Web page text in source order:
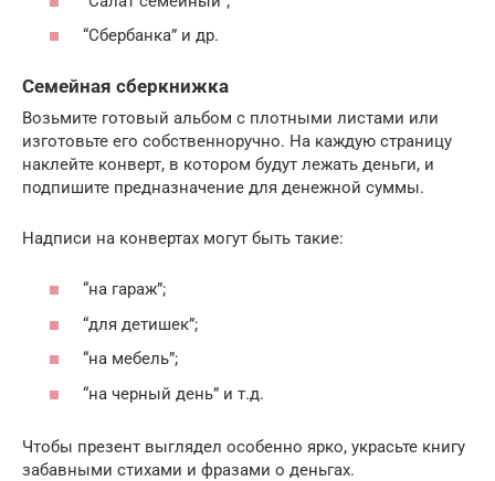
“Сбербанка” и др.
Семейная сберкнижка
Возьмите готовый альбом с плотными листами или
изготовьте его собственноручно. На каждую страницу
наклейте конверт, в котором будут лежать деньги, и
подпишите предназначение для денежной суммы.
Надписи на конвертах могут быть такие:
“на гараж”;
“для детишек”;
“на мебель”;
“на черный день” и т.д.
Чтобы презент выглядел особенно ярко, украсьте книгу
забавными стихами и фразами о деньгах.